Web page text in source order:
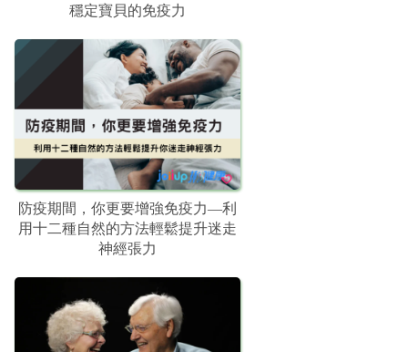
穩定寶貝的免疫力
防疫期間，你更要增強免疫力—利
用十二種自然的方法輕鬆提升迷走
神經張力